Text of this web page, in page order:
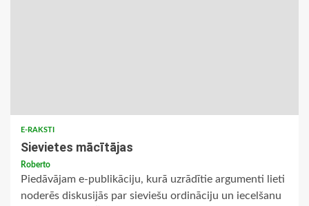
E-RAKSTI
Sievietes mācītājas
Roberto
Piedāvājam e-publikāciju, kurā uzrādītie argumenti lieti
noderēs diskusijās par sieviešu ordināciju un iecelšanu